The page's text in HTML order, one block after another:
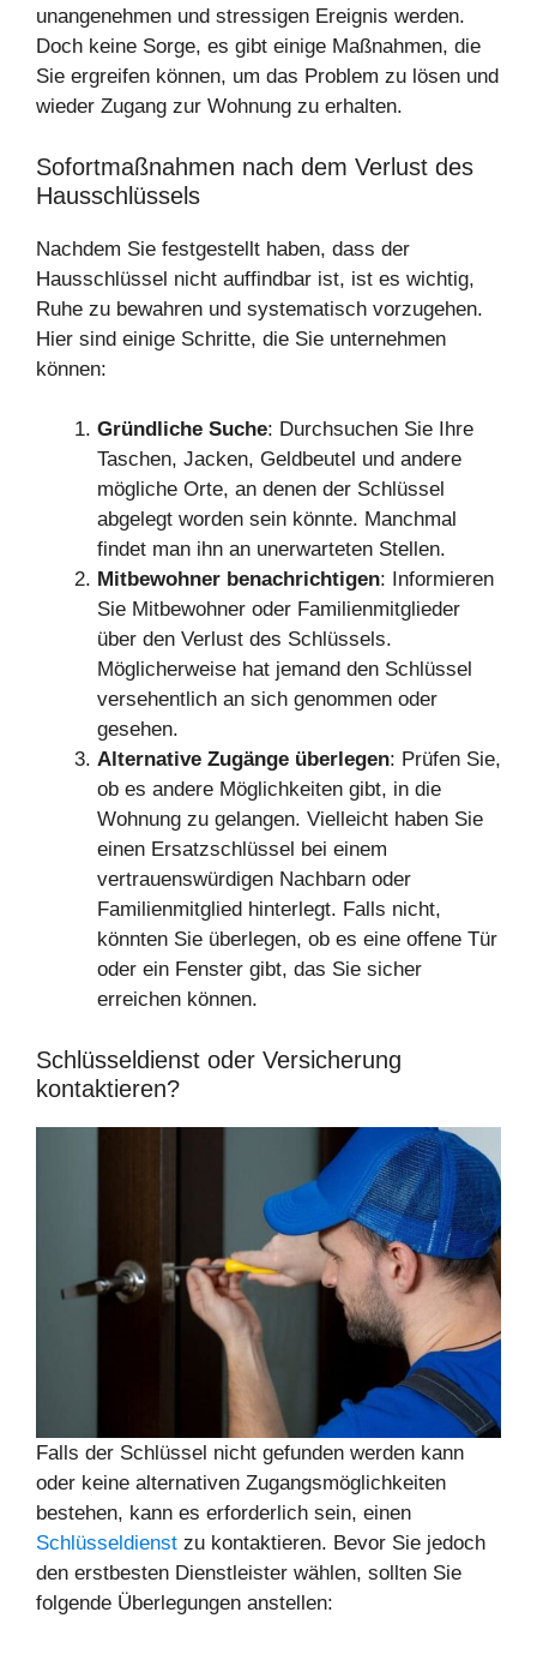
unangenehmen und stressigen Ereignis werden.
Doch keine Sorge, es gibt einige Maßnahmen, die
Sie ergreifen können, um das Problem zu lösen und
wieder Zugang zur Wohnung zu erhalten.
Sofortmaßnahmen nach dem Verlust des
Hausschlüssels
Nachdem Sie festgestellt haben, dass der
Hausschlüssel nicht auffindbar ist, ist es wichtig,
Ruhe zu bewahren und systematisch vorzugehen.
Hier sind einige Schritte, die Sie unternehmen
können:
Gründliche Suche: Durchsuchen Sie Ihre
Taschen, Jacken, Geldbeutel und andere
mögliche Orte, an denen der Schlüssel
abgelegt worden sein könnte. Manchmal
findet man ihn an unerwarteten Stellen.
Mitbewohner benachrichtigen: Informieren
Sie Mitbewohner oder Familienmitglieder
über den Verlust des Schlüssels.
Möglicherweise hat jemand den Schlüssel
versehentlich an sich genommen oder
gesehen.
Alternative Zugänge überlegen: Prüfen Sie,
ob es andere Möglichkeiten gibt, in die
Wohnung zu gelangen. Vielleicht haben Sie
einen Ersatzschlüssel bei einem
vertrauenswürdigen Nachbarn oder
Familienmitglied hinterlegt. Falls nicht,
könnten Sie überlegen, ob es eine offene Tür
oder ein Fenster gibt, das Sie sicher
erreichen können.
Schlüsseldienst oder Versicherung
kontaktieren?
Falls der Schlüssel nicht gefunden werden kann
oder keine alternativen Zugangsmöglichkeiten
bestehen, kann es erforderlich sein, einen
Schlüsseldienst zu kontaktieren. Bevor Sie jedoch
den erstbesten Dienstleister wählen, sollten Sie
folgende Überlegungen anstellen: